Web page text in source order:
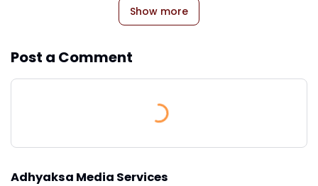
Show more
Post a Comment
Adhyaksa Media Services